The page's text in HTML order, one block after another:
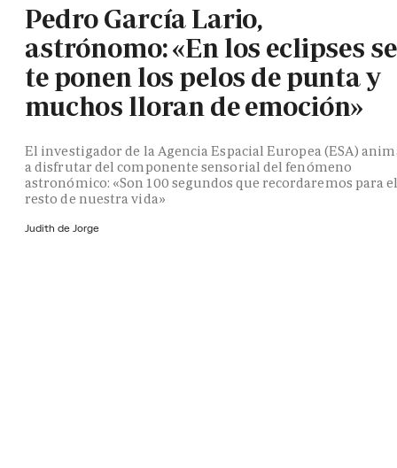
Pedro García Lario,
astrónomo: «En los eclipses se
te ponen los pelos de punta y
muchos lloran de emoción»
El investigador de la Agencia Espacial Europea (ESA)
a disfrutar del componente sensorial del fenómeno
astronómico: «Son 100 segundos que recordaremos para
resto de nuestra vida»
Judith de Jorge